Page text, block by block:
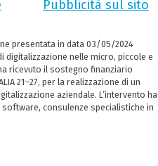
Pubblicità sul sito
presentata in data 03/05/2024
digitalizzazione nelle micro, piccole e
ricevuto il sostegno finanziario
21–27, per la realizzazione di un
aziendale. L’intervento ha
consulenze specialistiche in